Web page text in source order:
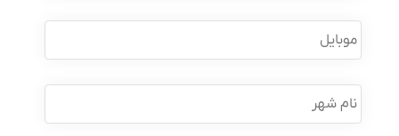
موبایل *
نام
شهر